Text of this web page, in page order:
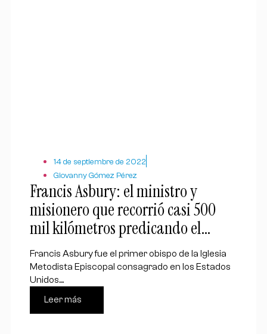
14 de septiembre de 2022
Giovanny Gómez Pérez
Francis Asbury: el ministro y
misionero que recorrió casi 500
mil kilómetros predicando el
evangelio
Francis Asbury fue el primer obispo de la Iglesia
Metodista Episcopal consagrado en los Estados
Unidos....
Leer más